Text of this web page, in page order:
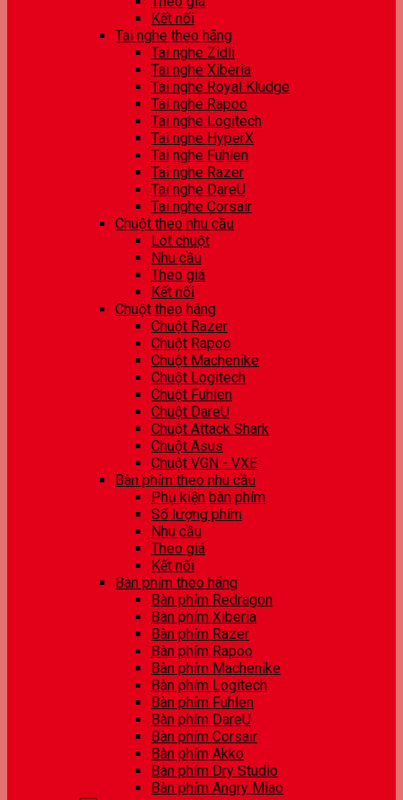
Kết nối
Tai nghe theo hãng
Tai nghe Zidli
Tai nghe Xiberia
Tai nghe Royal Kludge
Tai nghe Rapoo
Tai nghe Logitech
Tai nghe HyperX
Tai nghe Fuhlen
Tai nghe Razer
Tai nghe DareU
Tai nghe Corsair
Chuột theo nhu cầu
Lót chuột
Nhu cầu
Theo giá
Kết nối
Chuột theo hãng
Chuột Razer
Chuột Rapoo
Chuột Machenike
Chuột Logitech
Chuột Fuhlen
Chuột DareU
Chuột Attack Shark
Chuột Asus
Chuột VGN - VXE
Bàn phím theo nhu cầu
Phụ kiện bàn phím
Số lượng phím
Nhu cầu
Theo giá
Kết nối
Bàn phím theo hãng
Bàn phím Redragon
Bàn phím Xiberia
Bàn phím Razer
Bàn phím Rapoo
Bàn phím Machenike
Bàn phím Logitech
Bàn phím Fuhlen
Bàn phím DareU
Bàn phím Corsair
Bàn phím Akko
Bàn phím Dry Studio
Bàn phím Angry Miao